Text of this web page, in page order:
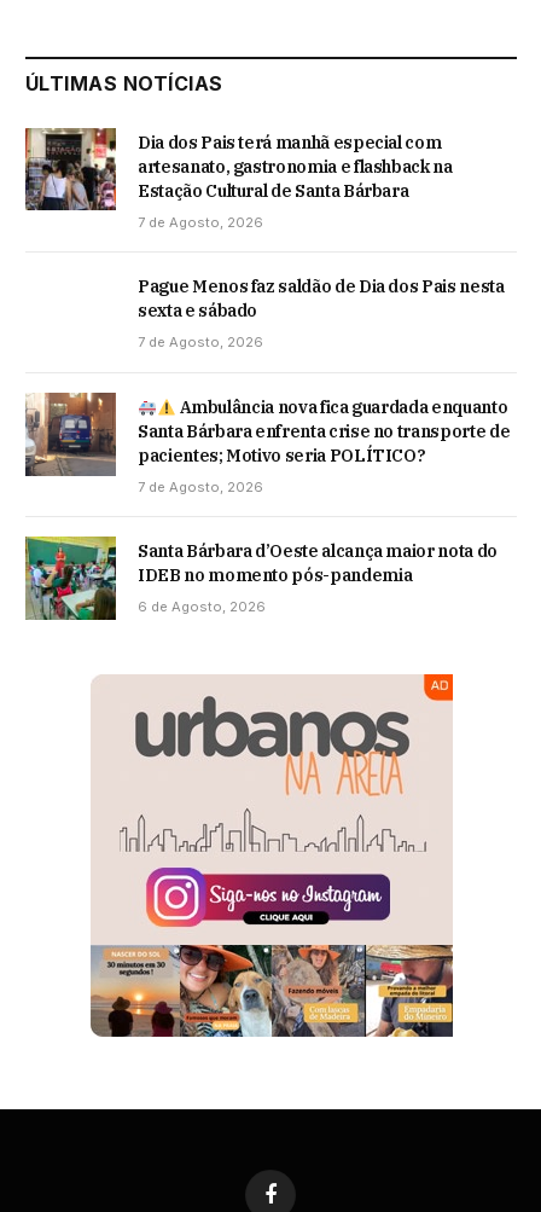
ÚLTIMAS NOTÍCIAS
Dia dos Pais terá manhã especial com
artesanato, gastronomia e flashback na
Estação Cultural de Santa Bárbara
7 de Agosto, 2026
Pague Menos faz saldão de Dia dos Pais nesta
sexta e sábado
7 de Agosto, 2026
Ambulância nova fica guardada enquanto
Santa Bárbara enfrenta crise no transporte de
pacientes; Motivo seria POLÍTICO?
7 de Agosto, 2026
Santa Bárbara d’Oeste alcança maior nota do
IDEB no momento pós-pandemia
6 de Agosto, 2026
Facebook